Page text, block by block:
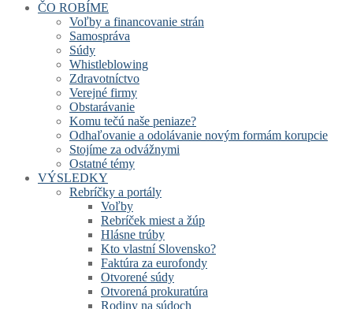
ČO ROBÍME
Voľby a financovanie strán
Samospráva
Súdy
Whistleblowing
Zdravotníctvo
Verejné firmy
Obstarávanie
Komu tečú naše peniaze?
Odhaľovanie a odolávanie novým formám korupcie
Stojíme za odvážnymi
Ostatné témy
VÝSLEDKY
Rebríčky a portály
Voľby
Rebríček miest a žúp
Hlásne trúby
Kto vlastní Slovensko?
Faktúra za eurofondy
Otvorené súdy
Otvorená prokuratúra
Rodiny na súdoch